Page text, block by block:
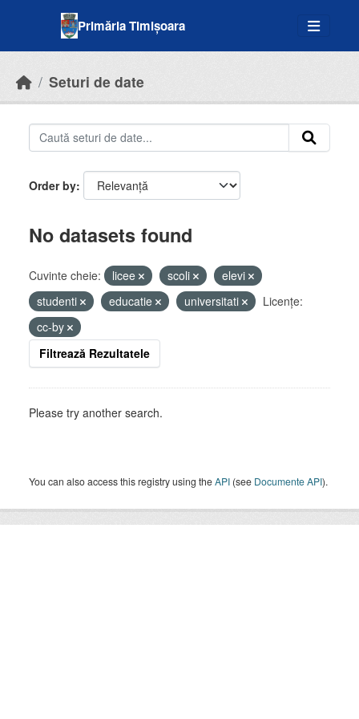
Primăria Timișoara
Seturi de date
Order by
No datasets found
Cuvinte cheie: licee scoli
elevi
studenti
educatie universitati
Licenţe:
cc-by
Filtrează Rezultatele
Please try another search.
You can also access this registry using theAPI (see Documente API).